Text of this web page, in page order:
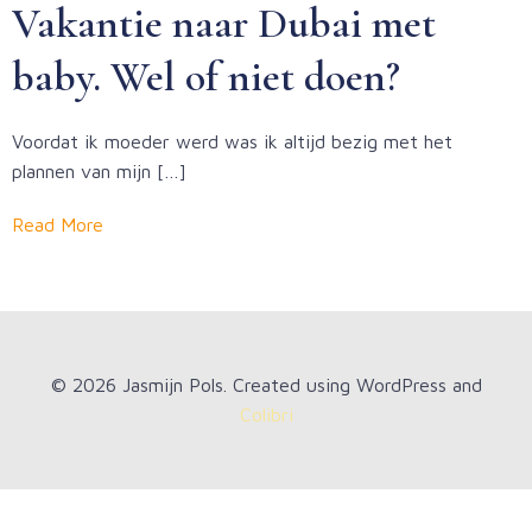
Vakantie naar Dubai met
baby. Wel of niet doen?
Voordat ik moeder werd was ik altijd bezig met het
plannen van mijn […]
Read More
© 2026 Jasmijn Pols. Created using WordPress and
Colibri